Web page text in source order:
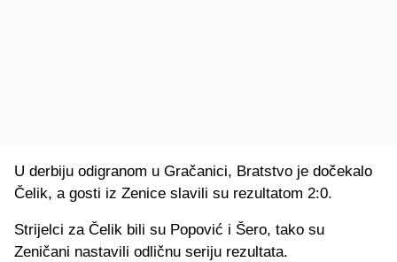
U derbiju odigranom u Gračanici, Bratstvo je dočekalo
Čelik, a gosti iz Zenice slavili su rezultatom 2:0.
Strijelci za Čelik bili su Popović i Šero, tako su
Zeničani nastavili odličnu seriju rezultata.